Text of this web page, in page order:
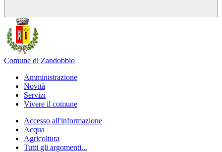
Comune di Zandobbio
Amministrazione
Novità
Servizi
Vivere il comune
Accesso all'informazione
Acqua
Agricoltura
Tutti gli argomenti...